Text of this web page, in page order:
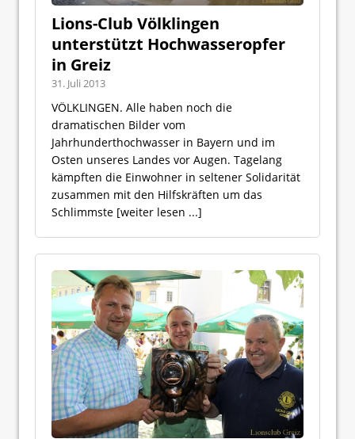
Lions-Club Völklingen
unterstützt Hochwasseropfer
in Greiz
31. Juli 2013
VÖLKLINGEN. Alle haben noch die
dramatischen Bilder vom
Jahrhunderthochwasser in Bayern und im
Osten unseres Landes vor Augen. Tagelang
kämpften die Einwohner in seltener Solidarität
zusammen mit den Hilfskräften um das
Schlimmste [weiter lesen ...]